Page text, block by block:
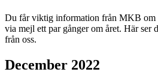
Du får viktig information från MKB om
via mejl ett par gånger om året. Här ser
från oss.
December 2022